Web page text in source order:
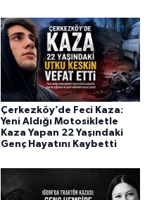
Çerkezköy’de Feci Kaza:
Yeni Aldığı Motosikletle
Kaza Yapan 22 Yaşındaki
Genç Hayatını Kaybetti